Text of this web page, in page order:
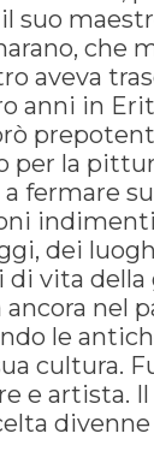
suo
che
aveva
anni in
per la
a fermare
dei
di vita della
ancora nel
le
cultura.
e artista.